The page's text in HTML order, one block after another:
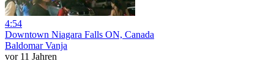
4:54
Downtown Niagara Falls ON, Canada
Baldomar Vanja
vor 11 Jahren